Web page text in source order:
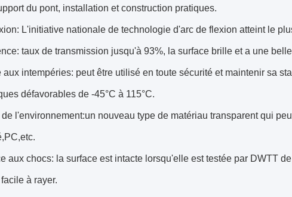
du pont, installation et construction pratiques.
L'initiative nationale de technologie d'arc de flexion atteint le
taux de transmission jusqu'à 93%, la surface brille et a une
aux intempéries: peut être utilisé en toute sécurité et maintenir sa
défavorables de -45°C à 115°C.
l'environnement:un nouveau type de matériau transparent qui
aux chocs: la surface est intacte lorsqu'elle est testée par DWTT
à rayer.